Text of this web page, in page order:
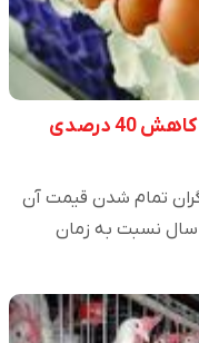
دلیل گرانی تخم مرغ در روزهای اخیر/ کاهش 40 درصدی
تمام شدن قیمت آن
4 ماه ابتدایی سال نسبت به زمان